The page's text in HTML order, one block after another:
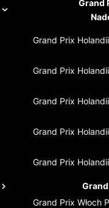
Grand
Grand Prix Holandii
Grand Prix Holandii
Grand Prix Holandii
Grand Prix Holandii
Grand Prix Holandii
Grand Prix Włoch